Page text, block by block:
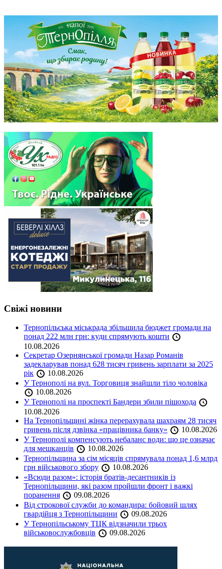
Свіжі новини
Тернопільська міськрада збільшила бюджет громади на
понад 222 млн грн: куди спрямують кошти
10.08.2026
Секретар Озернянської громади Назар Романів
задекларував понад 628 тисяч гривень зарплати за 2025
рік
10.08.2026
У Тернополі на вул. Торговиця знайшли тіло чоловіка
10.08.2026
У Тернополі на проспекті Бандери збили пішохода
10.08.2026
На Тернопільщині жінка перерахувала шахраям 28 тисяч
гривень після дзвінка «працівника банку»
10.08.2026
У Тернополі компенсують небаланс води: що це означає
для мешканців
10.08.2026
Тернопільщина за сім місяців спрямувала понад 1,6 млрд
грн військового збору
10.08.2026
«Всюди разом»: історія братів-десантників із
Тернопільщини, які разом пройшли фронт і важкі
поранення
09.08.2026
Від строкової служби до командира: бойовий шлях
гвардійця з Тернопільщини
09.08.2026
У Тернопільському ТЦК відзначили трьох
військовослужбовців
09.08.2026